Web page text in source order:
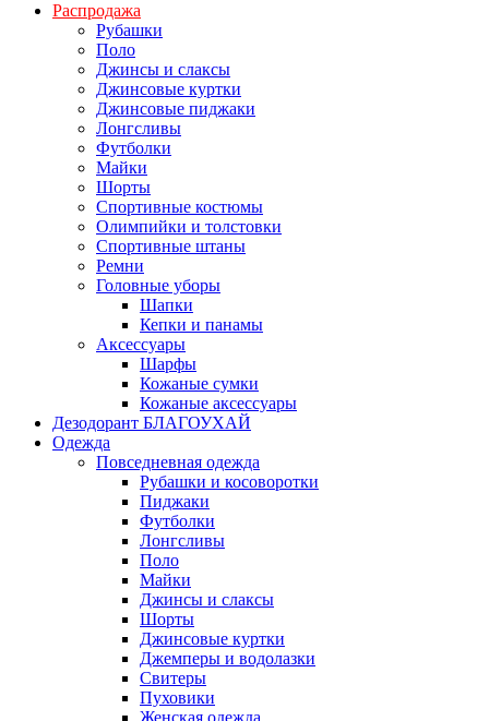
Распродажа
Рубашки
Поло
Джинсы и слаксы
Джинсовые куртки
Джинсовые пиджаки
Лонгсливы
Футболки
Майки
Шорты
Спортивные костюмы
Олимпийки и толстовки
Спортивные штаны
Ремни
Головные уборы
Шапки
Кепки и панамы
Аксессуары
Шарфы
Кожаные сумки
Кожаные аксессуары
Дезодорант БЛАГОУХАЙ
Одежда
Повседневная одежда
Рубашки и косоворотки
Пиджаки
Футболки
Лонгсливы
Поло
Майки
Джинсы и слаксы
Шорты
Джинсовые куртки
Джемперы и водолазки
Свитеры
Пуховики
Женская одежда